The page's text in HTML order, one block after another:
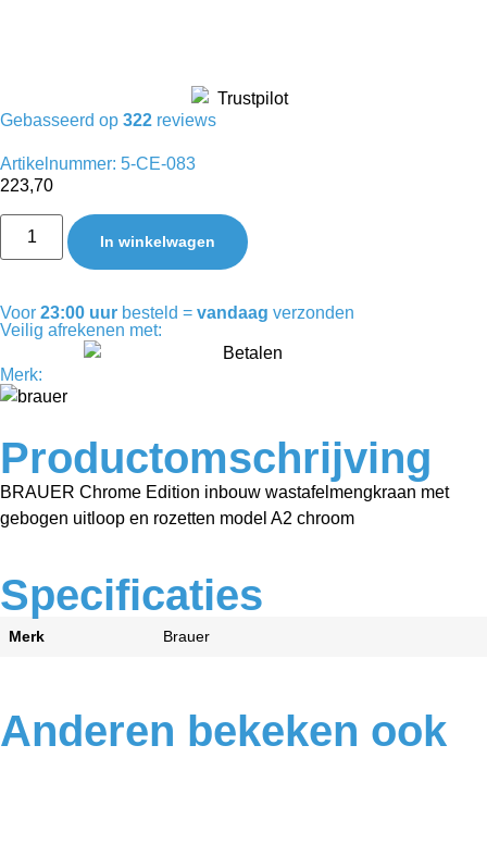
Gebasseerd op 322 reviews
Artikelnummer: 5-CE-083
223,70
In winkelwagen
Voor 23:00 uur besteld = vandaag verzonden
Veilig afrekenen met:
Merk:
Productomschrijving
BRAUER Chrome Edition inbouw wastafelmengkraan met
gebogen uitloop en rozetten model A2 chroom
Specificaties
Merk Brauer
Anderen bekeken ook